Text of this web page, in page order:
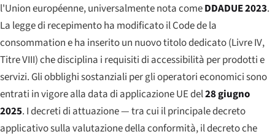
l'Union européenne, universalmente nota comeDDADUE 2023.
La legge di recepimento ha modificato ilCode de la
consommatione ha inserito un nuovo titolo dedicato (Livre IV,
Titre VIII) che disciplina i requisiti di accessibilità per prodotti e
servizi. Gli obblighi sostanziali per gli operatori economici sono
entrati in vigore alla data di applicazione UE del28 giugno
2025. I decreti di attuazione — tra cui il principale decreto
applicativo sulla valutazione della conformità, il decreto che